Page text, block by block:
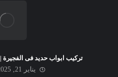
تركيب ابواب حديد فى الفجيرة |0506691641| حداد رخيص
يناير 21, 2025